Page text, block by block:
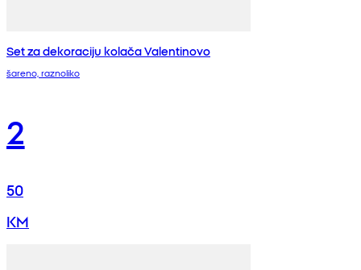
Set za dekoraciju kolača Valentinovo
šareno, raznoliko
2
50
KM